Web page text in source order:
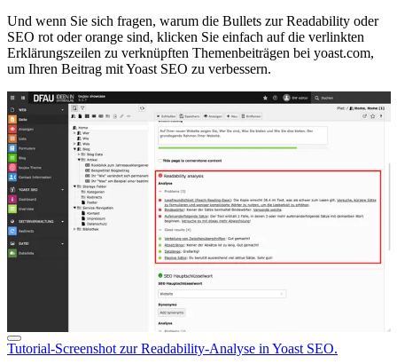
Und wenn Sie sich fragen, warum die Bullets zur Readability oder
SEO rot oder orange sind, klicken Sie einfach auf die verlinkten
Erklärungszeilen zu verknüpften Themenbeiträgen bei yoast.com,
um Ihren Beitrag mit Yoast SEO zu verbessern.
Tutorial-Screenshot zur Readability-Analyse in Yoast SEO.